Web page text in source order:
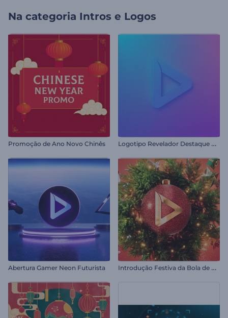
Na categoria Intros e Logos
Promoção de Ano Novo Chinês L
ogotipo Revelador Destaque Vibrante
Abertura Gamer Neon Futurista I
ntrodução Festiva da Bola de Natal